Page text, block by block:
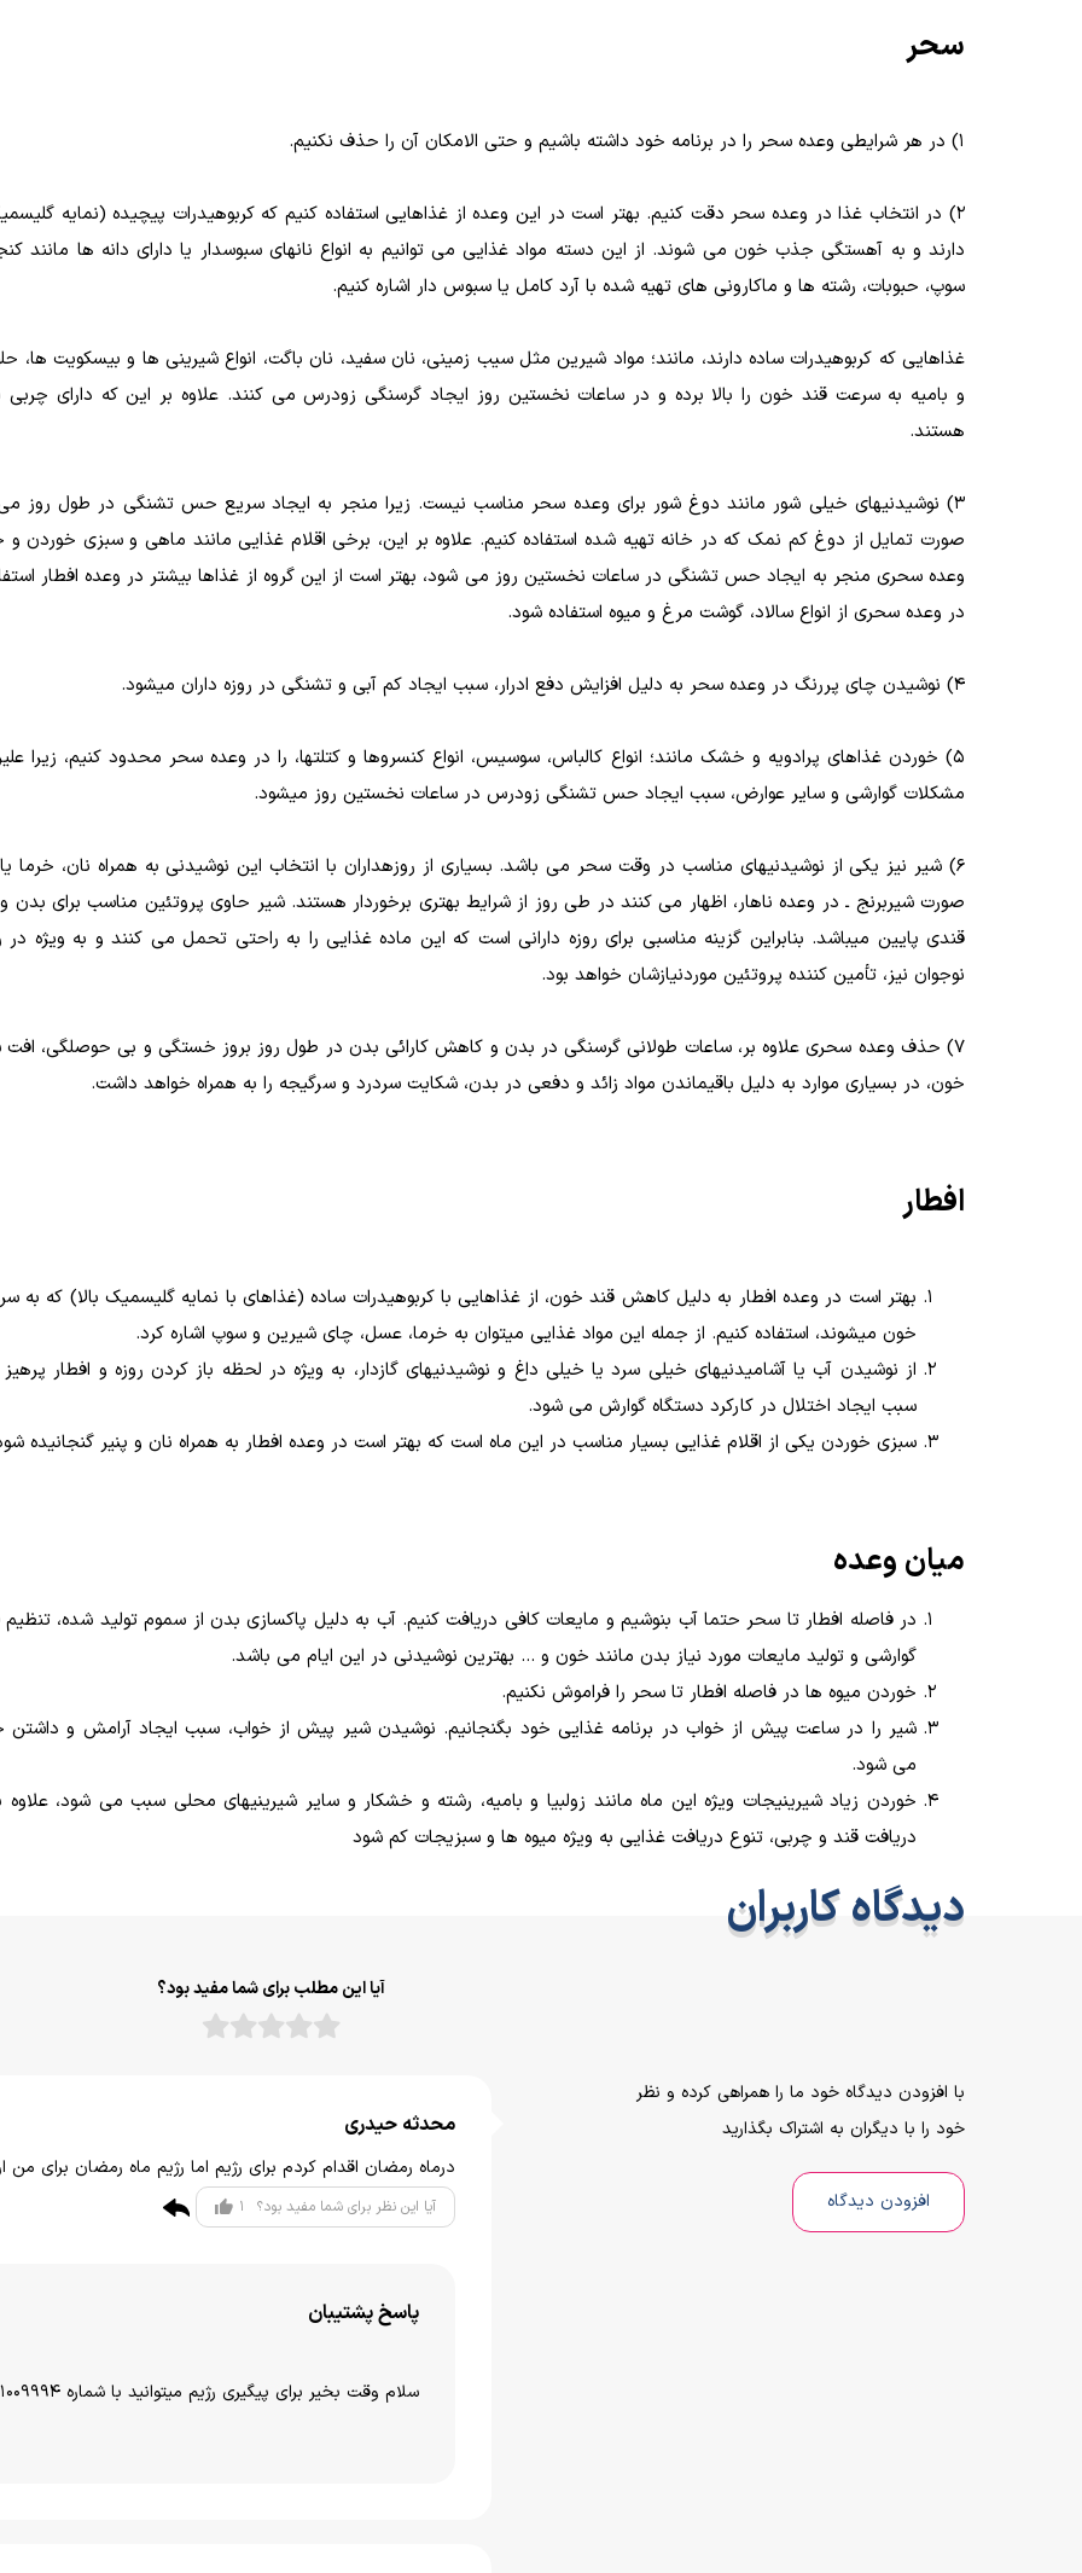
سحر
1) در هر شرایطی وعده سحر را در برنامه خود داشته باشیم و حتی­ الامکان آن را حذف نکنیم.
2) در انتخاب غذا در وعده سحر دقت کنیم. بهتر است در این وعده از غذاهایی استفاده کنیم که کربوهیدرات پیچیده (نمایه
دارند و به آهستگی جذب خون می ­شوند. از این دسته مواد غذایی می­ توانیم به انواع نان­های سبوس­دار یا دارای دانه­ ها مانند
سوپ، حبوبات، رشته ­ها و ماکارونی­ های تهیه شده با آرد کامل یا سبوس ­دار اشاره کنیم.
غذاهایی که کربوهیدرات ساده دارند، مانند؛ مواد شیرین مثل سیب زمینی، نان سفید، نان باگت، انواع شیرینی ­ها و بیسکویت­ ها،
و بامیه به سرعت قند خون را بالا برده و در ساعات نخستین روز ایجاد گرسنگی زودرس می­ کنند. علاوه بر این که دارای چربی
هستند.
3) نوشیدنی­های خیلی شور مانند دوغ شور برای وعده سحر مناسب نیست. زیرا منجر به ایجاد سریع حس تشنگی در طول روز
صورت تمایل از دوغ کم نمک که در خانه تهیه شده استفاده کنیم. علاوه بر این، برخی اقلام غذایی مانند ماهی و سبزی خوردن و
وعده سحری منجر به ایجاد حس تشنگی در ساعات نخستین روز می شود، بهتر است از این گروه از غذاها بیشتر در وعده افطار
در وعده سحری از انواع سالاد، گوشت مرغ و میوه استفاده شود.
4) نوشیدن چای پررنگ در وعده سحر به دلیل افزایش دفع ادرار، سبب ایجاد کم آبی و تشنگی در روزه ­داران می­شود.
5) خوردن غذاهای پرادویه و خشک مانند؛ انواع کالباس، سوسیس، انواع کنسروها و کتلت­ها، را در وعده سحر محدود کنیم، زیرا
مشکلات گوارشی و سایر عوارض، سبب ایجاد حس تشنگی زودرس در ساعات نخستین روز می­شود.
6) شیر نیز یکی از نوشیدنی­های مناسب در وقت سحر می­ باشد. بسیاری از روزه­داران با انتخاب این نوشیدنی به همراه نان، خرما یا
صورت شیربرنج ـ در وعده ناهار، اظهار می­ کنند در طی روز از شرایط بهتری برخوردار هستند. شیر حاوی پروتئین مناسب برای بدن و
قندی پایین می­باشد. بنابراین گزینه مناسبی برای روزه ­دارانی است که این ماده غذایی را به راحتی تحمل می­ کنند و به ویژه در
نوجوان نیز، تأمین کننده پروتئین موردنیازشان خواهد بود.
7) حذف وعده سحری علاوه بر، ساعات طولانی گرسنگی در بدن و کاهش کارائی بدن در طول روز بروز خستگی و بی حوصلگی، افت
خون، در بسیاری موارد به دلیل باقیماندن مواد زائد و دفعی در بدن، شکایت سردرد و سرگیجه را به همراه خواهد داشت.
افطار
بهتر است در وعده افطار به دلیل کاهش قند خون، از غذاهایی با کربوهیدرات ساده (غذاهای با نمایه گلیسمیک بالا) که
خون می­شوند، استفاده کنیم. از جمله این مواد غذایی می­توان به خرما، عسل، چای شیرین و سوپ اشاره کرد.
از نوشیدن آب یا آشامیدنی­های خیلی سرد یا خیلی داغ و نوشیدنی­های گازدار، به ویژه در لحظه باز کردن روزه و افطار پرهیز
سبب ایجاد اختلال در کارکرد دستگاه گوارش می ­شود.
سبزی خوردن یکی از اقلام غذایی بسیار مناسب در این ماه است که بهتر است در وعده افطار به همراه نان و پنیر گنجانیده
میان وعده­
در فاصله افطار تا سحر حتما آب بنوشیم و مایعات کافی دریافت کنیم. آب به دلیل پاکسازی بدن از سموم تولید شده، تنظیم
گوارشی و تولید مایعات مورد نیاز بدن مانند خون و ... بهترین نوشیدنی در این ایام می ­باشد.
خوردن میوه ­ها در فاصله افطار تا سحر را فراموش نکنیم.
شیر را در ساعت پیش از خواب در برنامه غذایی خود بگنجانیم. نوشیدن شیر پیش از خواب، سبب ایجاد آرامش و داشتن
می­ شود.
خوردن زیاد شیرینی­جات ویژه این ماه مانند زولبیا و بامیه، رشته و خشکار و سایر شیرینی­های محلی سبب می­ شود، علاوه
دریافت قند و چربی، تنوع دریافت غذایی به ویژه میوه­ ها و سبزیجات کم شود
دیدگاه کاربران
آیا این مطلب برای شما مفید بود؟
با افزودن دیدگاه خود ما را همراهی کرده و نظر
خود را با دیگران به اشتراک بگذارید
افزودن دیدگاه
محدثه حیدری
درماه رمضان اقدام کردم برای رژیم اما رژیم ماه رمضان برای من
آیا این نظر برای شما مفید بود؟ 1
پاسخ پشتیبان
سلام وقت بخیر برای پیگیری رژیم میتوانید با شماره 91009994 تماس بگیرید